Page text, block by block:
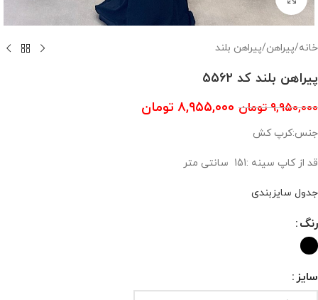
خانه/پیراهن/پیراهن بلند
پیراهن بلند کد 5562
۹,۹۵۰,۰۰۰ تومان ۸,۹۵۵,۰۰۰ تومان
جنس:کرپ کش
قد از کاپ سینه :151 سانتی متر
جدول سایزبندی
رنگ
سایز